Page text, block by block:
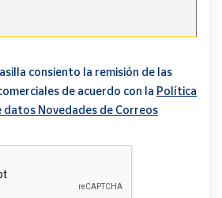
consiento la remisión de las
de acuerdo con la Política
datos Novedades de Correos